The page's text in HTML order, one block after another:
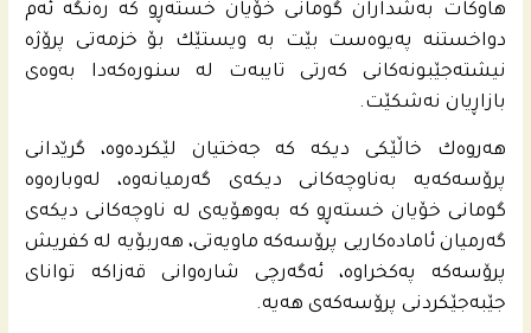
هاوكات به‌شداران گومانى خۆیان خسته‌ڕو كه‌ ره‌نگه‌ ئه‌م
دواخستنه‌ په‌یوه‌ست بێت به‌ ویستێك بۆ خزمه‌تى پرۆژه‌
نیشته‌جێبونه‌كانى كه‌رتى تایبه‌ت له‌ سنوره‌كه‌دا به‌وه‌ى
بازاڕیان نه‌شكێت.
هه‌روه‌ك خاڵێكى دیكه‌ كه‌ جه‌ختیان لێكرده‌وه‌، گرێدانى
پرۆسه‌كه‌یه‌ به‌ناوچه‌كانى دیكه‌ى گه‌رمیانه‌وه‌، له‌وباره‌وه‌
گومانى خۆیان خسته‌ڕو كه‌ به‌وهۆیه‌ى له‌ ناوچه‌كانى دیكه‌ى
گه‌رمیان ئاماده‌كاریی پرۆسه‌كه‌ ماویه‌تى، هه‌ربۆیه‌ له‌ كفریش
پرۆسه‌كه‌ په‌كخراوه‌، ئه‌گه‌رچی شاره‌وانى قه‌زاكه‌ تواناى
جێبه‌جێكردنى پرۆسه‌كه‌ى هه‌یه‌.